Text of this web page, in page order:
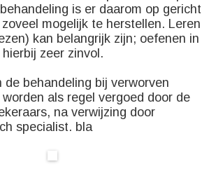
is er daarom op gericht
mogelijk te herstellen. Leren
kan belangrijk zijn; oefenen in
zeer zinvol.
de behandeling bij verworven
als regel vergoed door de
na verwijzing door
specialist. bla